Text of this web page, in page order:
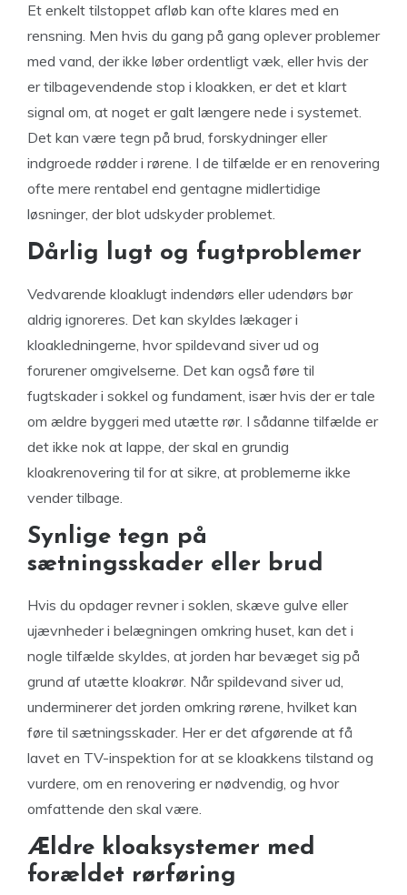
Et enkelt tilstoppet afløb kan ofte klares med en
rensning. Men hvis du gang på gang oplever problemer
med vand, der ikke løber ordentligt væk, eller hvis der
er tilbagevendende stop i kloakken, er det et klart
signal om, at noget er galt længere nede i systemet.
Det kan være tegn på brud, forskydninger eller
indgroede rødder i rørene. I de tilfælde er en renovering
ofte mere rentabel end gentagne midlertidige
løsninger, der blot udskyder problemet.
Dårlig lugt og fugtproblemer
Vedvarende kloaklugt indendørs eller udendørs bør
aldrig ignoreres. Det kan skyldes lækager i
kloakledningerne, hvor spildevand siver ud og
forurener omgivelserne. Det kan også føre til
fugtskader i sokkel og fundament, især hvis der er tale
om ældre byggeri med utætte rør. I sådanne tilfælde er
det ikke nok at lappe, der skal en grundig
kloakrenovering til for at sikre, at problemerne ikke
vender tilbage.
Synlige tegn på
sætningsskader eller brud
Hvis du opdager revner i soklen, skæve gulve eller
ujævnheder i belægningen omkring huset, kan det i
nogle tilfælde skyldes, at jorden har bevæget sig på
grund af utætte kloakrør. Når spildevand siver ud,
underminerer det jorden omkring rørene, hvilket kan
føre til sætningsskader. Her er det afgørende at få
lavet en TV-inspektion for at se kloakkens tilstand og
vurdere, om en renovering er nødvendig, og hvor
omfattende den skal være.
Ældre kloaksystemer med
forældet rørføring